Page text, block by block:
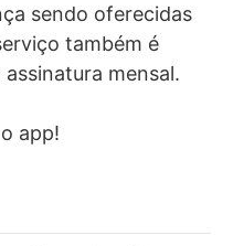
sendo oferecidas
também é
mensal.
app!